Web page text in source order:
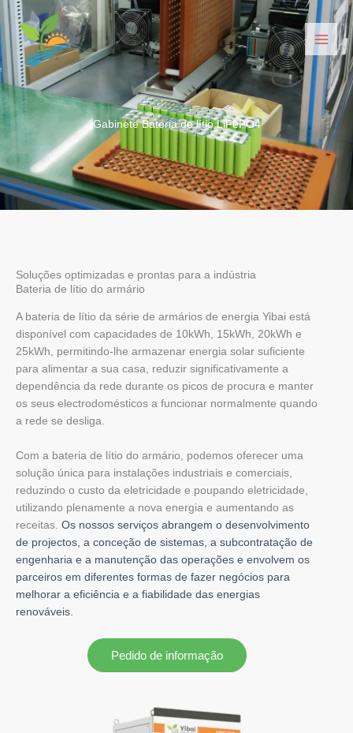
Saltar
para
o
conteúdo
Gabinete Bateria de lítio LiFePO4
Soluções optimizadas e prontas para a indústria
Bateria de lítio do armário
A bateria de lítio da série de armários de energia Yibai está
disponível com capacidades de 10kWh, 15kWh, 20kWh e
25kWh, permitindo-lhe armazenar energia solar suficiente
para alimentar a sua casa, reduzir significativamente a
dependência da rede durante os picos de procura e manter
os seus electrodomésticos a funcionar normalmente quando
a rede se desliga.
Com a bateria de lítio do armário, podemos oferecer uma
solução única para instalações industriais e comerciais,
reduzindo o custo da eletricidade e poupando eletricidade,
utilizando plenamente a nova energia e aumentando as
receitas. Os nossos serviços abrangem o desenvolvimento
de projectos, a conceção de sistemas, a subcontratação de
engenharia e a manutenção das operações e envolvem os
parceiros em diferentes formas de fazer negócios para
melhorar a eficiência e a fiabilidade das energias
renováveis.
Pedido de informação